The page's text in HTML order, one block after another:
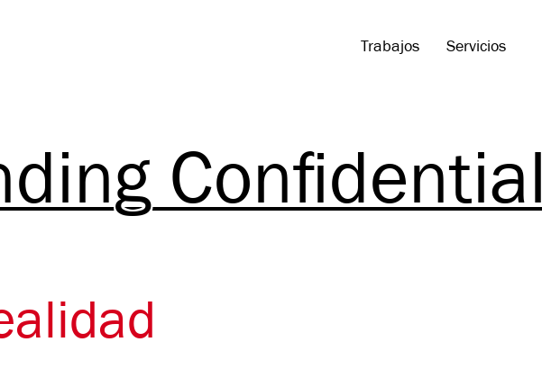
Trabajos Servicios
Confidential